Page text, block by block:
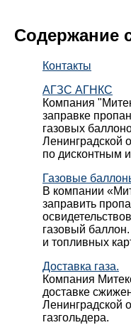
Содержание
Контакты
АГЗС АГНКС
Компания
заправке
газовых
Ленинградской
по дисконтным
Газовые
В компании
заправить
газовый
и топливных
Доставка газа.
Компания
доставке
Ленинградской
газгольдера.